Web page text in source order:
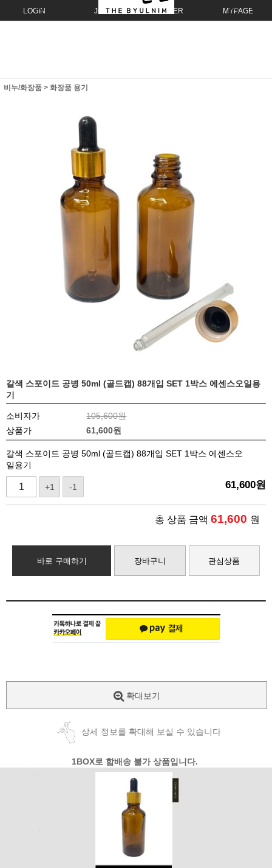
LOGIN JOIN ORDER MYPAGE
비누/화장품 > 화장품 용기
갈색 스포이드 공병 50ml (골드캡) 88개입 SET 1박스 에센스오일용
기
소비자가
105,600원
상품가
61,600원
갈색 스포이드 공병 50ml (골드캡) 88개입 SET 1박스 에센스오
일용기
+1 -1 61,600원
총 상품 금액 61,600 원
바로 구매하기 장바구니 관심상품
확대보기
상세 정보를 확대해 보실 수 있습니다
1BOX로 합배송 불가 상품입니다.